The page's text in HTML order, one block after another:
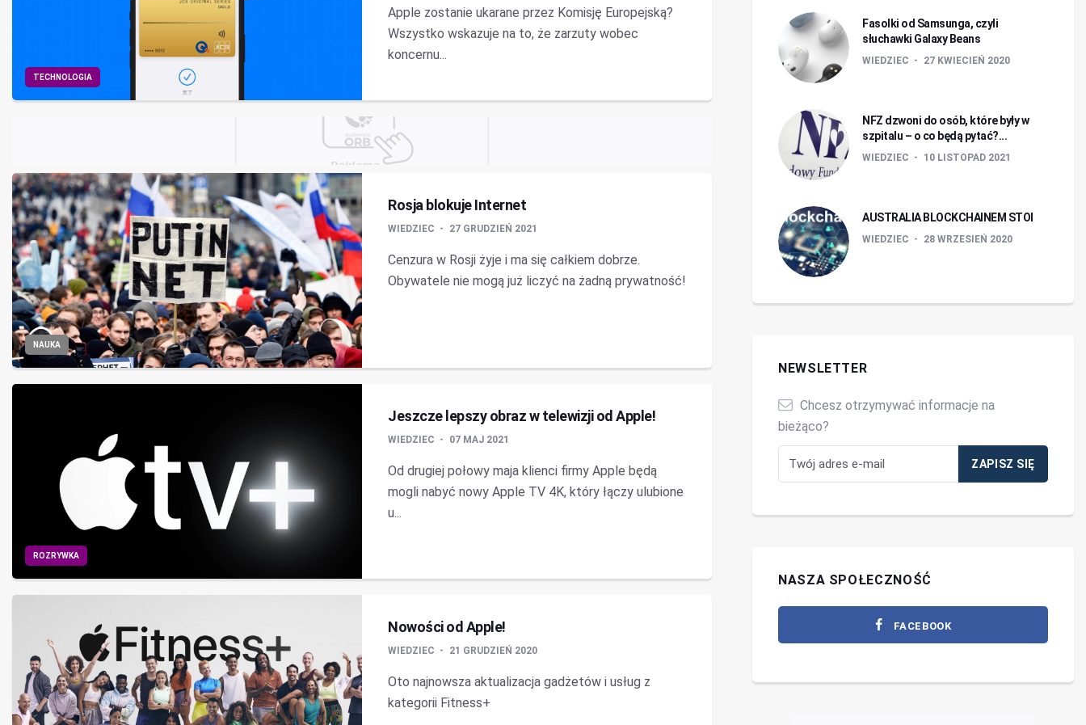
TECHNOLOGIA
Apple zostanie ukarane przez Komisję Europejską?
Wszystko wskazuje na to, że zarzuty wobec
koncernu...
NAUKA
Rosja blokuje Internet
WIEDZIEC 27 GRUDZIEŃ 2021
Cenzura w Rosji żyje i ma się całkiem dobrze.
Obywatele nie mogą już liczyć na żadną prywatność!
ROZRYWKA
Jeszcze lepszy obraz w telewizji od Apple!
WIEDZIEC 07 MAJ 2021
Od drugiej połowy maja klienci firmy Apple będą
mogli nabyć nowy Apple TV 4K, który łączy ulubione
u...
Nowości od Apple!
WIEDZIEC 21 GRUDZIEŃ 2020
Oto najnowsza aktualizacja gadżetów i usług z
kategorii Fitness+
Fasolki od Samsunga, czyli
słuchawki Galaxy Beans
WIEDZIEC 27 KWIECIEŃ 2020
NFZ dzwoni do osób, które były w
szpitalu – o co będą pytać?...
WIEDZIEC 10 LISTOPAD 2021
AUSTRALIA BLOCKCHAINEM STOI
WIEDZIEC 28 WRZESIEŃ 2020
NEWSLETTER
Chcesz otrzymywać informacje na
bieżąco?
NASZA SPOŁECZNOŚĆ
FACEBOOK